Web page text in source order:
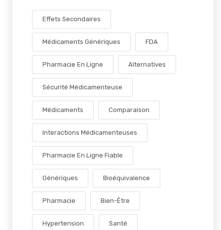
Effets Secondaires
Médicaments Génériques FDA
Pharmacie En Ligne Alternatives
Sécurité Médicamenteuse
Médicaments Comparaison
Interactions Médicamenteuses
Pharmacie En Ligne Fiable
Génériques Bioéquivalence
Pharmacie Bien-Être
Hypertension Santé